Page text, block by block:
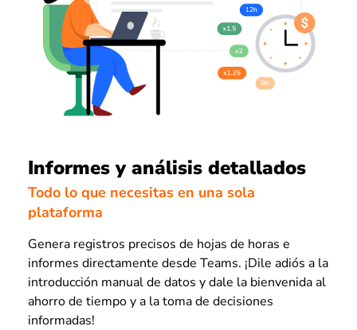
Informes y análisis detallados
Todo lo que necesitas en una sola
plataforma
Genera registros precisos de hojas de horas e
informes directamente desde Teams. ¡Dile adiós a la
introducción manual de datos y dale la bienvenida al
ahorro de tiempo y a la toma de decisiones
informadas!